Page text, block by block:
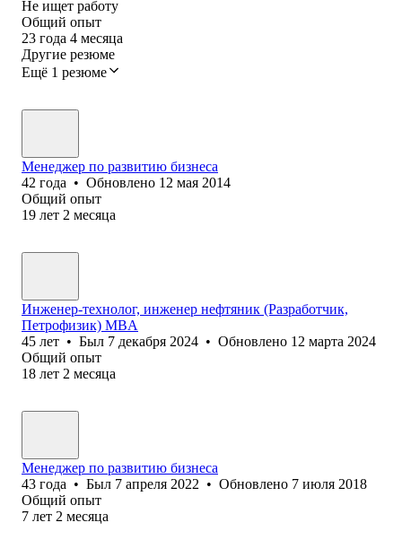
Не ищет работу
Общий опыт
23 года 4 месяца
Другие резюме
Ещё 1 резюме
Менеджер по развитию бизнеса
42 года • Обновлено 12 мая 2014
Общий опыт
19 лет 2 месяца
Инженер-технолог, инженер нефтяник (Разработчик,
Петрофизик) MBA
45 лет • Был 7 декабря 2024 • Обновлено 12 марта 2024
Общий опыт
18 лет 2 месяца
Менеджер по развитию бизнеса
43 года • Был 7 апреля 2022 • Обновлено 7 июля 2018
Общий опыт
7 лет 2 месяца